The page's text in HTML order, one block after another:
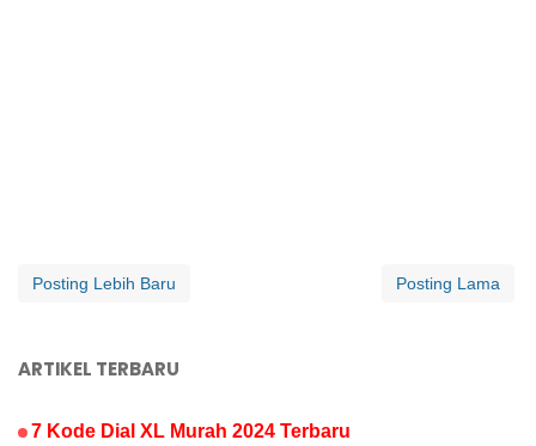
Posting Lebih Baru Posting Lama
ARTIKEL TERBARU
7 Kode Dial XL Murah 2024 Terbaru